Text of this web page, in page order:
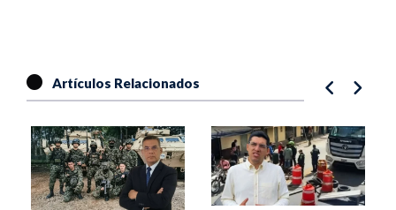
Artículos Relacionados